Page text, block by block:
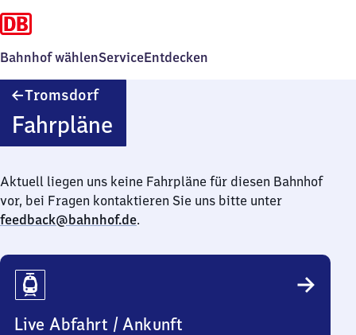
Bahnhof wählenServiceEntdecken
TromsdorfTromsdorf
Fahrpläne
Aktuell liegen uns keine Fahrpläne für diesen Bahnhof
vor, bei Fragen kontaktieren Sie uns bitte unter
feedback@bahnhof.de.
Live Abfahrt / Ankunft